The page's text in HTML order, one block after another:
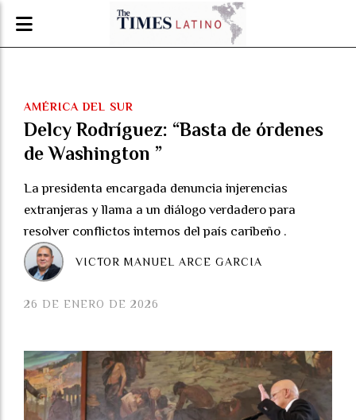
Delcy Rodríguez: “Basta de órdenes
de Washington ”
La presidenta encargada denuncia injerencias
extranjeras y llama a un diálogo verdadero para
resolver conflictos internos del país caribeño .
AMÉRICA DEL SUR
26 DE ENERO DE 2026
VICTOR MANUEL ARCE GARCIA